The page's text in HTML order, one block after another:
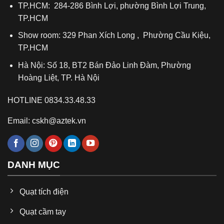
Tên sản phẩm:Quạt Để Bàn Jisulife Pro3 – Không
Cánh – Lọc Không Khí – Màn Hình LED
Mã sản phẩm: Pro3
Tốc độ gió tối đa: 5.6 m/s
Thời gian sử dụng: 1.5–9 giờ (tùy chế độ)
Nguồn vào: 5V-2A / 9V-2A / 12V-1.5A
Tính năng: 100 mức gió, lọc không khí, đèn LED, hẹn
giờ
Tại sao lựa chọn Quạt Để Bàn
Jisulife Pro3 – Không Cánh – Lọc
TP.HCM: 284-286 Bình Lợi, phường Bình Lợi Trung,
TP.HCM
Show room: 329 Phan Xích Long , Phường Cầu Kiệu,
TP.HCM
Hà Nội: Số 18, BT2 Bán Đảo Linh Đàm, Phường
Hoàng Liệt, TP. Hà Nội
HOTLINE 0834.33.48.33
Email: cskh@aztek.vn
DANH MỤC
Quạt tích điện
Quạt cầm tay